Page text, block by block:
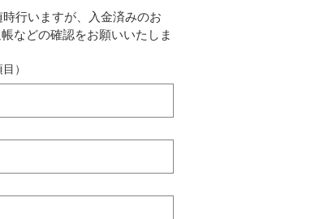
行いますが、入金済みのお
などの確認をお願いいたしま
）